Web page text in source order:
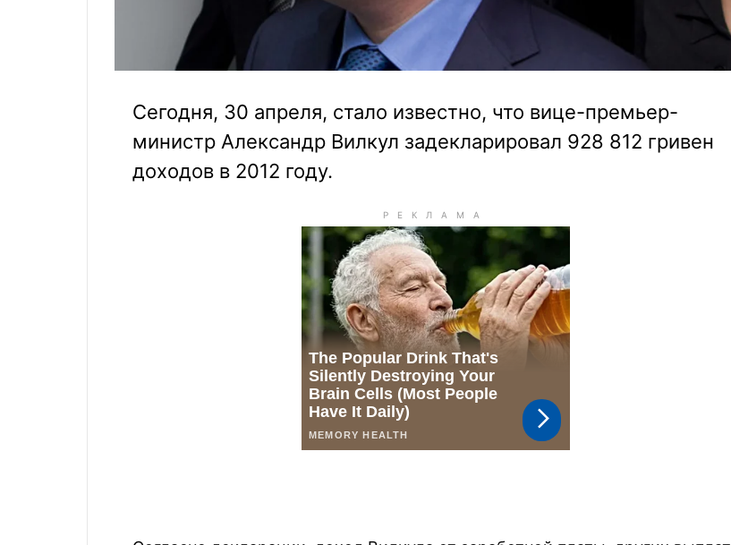
Сегодня, 30 апреля, стало известно, что вице-премьер-
министр Александр Вилкул задекларировал 928 812 гривен
доходов в 2012 году.